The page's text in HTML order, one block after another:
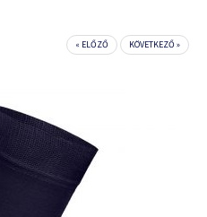
« ELŐZŐ KÖVETKEZŐ »